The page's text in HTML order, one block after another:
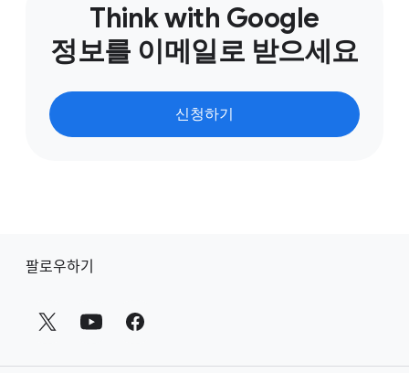
Think with Google
정보를 이메일로 받으세요
신청하기
팔로우하기